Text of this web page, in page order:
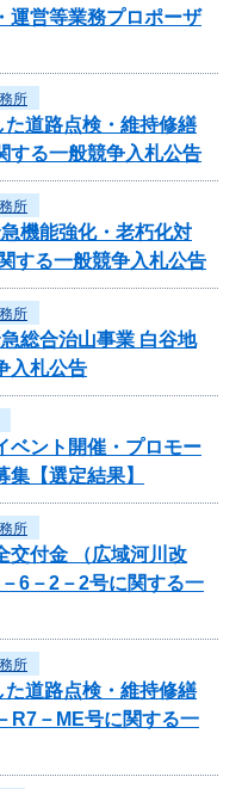
運営等業務プロポーザ
所
た道路点検・維持修繕
する一般競争入札公告
所
機能強化・老朽化対
する一般競争入札公告
所
総合治山事業 白谷地
入札公告
ベント開催・プロモー
【選定結果】
所
交付金 （広域河川改
6－2－2号に関する一
所
た道路点検・維持修繕
R7－ME号に関する一